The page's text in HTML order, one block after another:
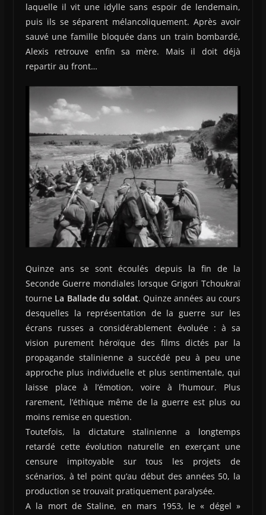
laquelle il vit une idylle sans espoir de lendemain,
puis ils se séparent mélancoliquement. Après avoir
sauvé une famille bloquée dans un train bombardé,
Alexis retrouve enfin sa mère. Mais il doit déjà
repartir au front…
Quinze ans se sont écoulés depuis la fin de la
Seconde Guerre mondiales lorsque Grigori Tchoukraï
tourne La Ballade du soldat. Quinze années au cours
desquelles la représentation de la guerre sur les
écrans russes a considérablement évoluée : à sa
vision purement héroïque des films dictés par la
propagande stalinienne a succédé peu à peu une
approche plus individuelle et plus sentimentale, qui
laisse place à l’émotion, voire à l’humour. Plus
rarement, l’éthique même de la guerre est plus ou
moins remise en question.
Toutefois, la dictature stalinienne a longtemps
retardé cette évolution naturelle en exerçant une
censure impitoyable sur tous les projets de
scénarios, à tel point qu’au début des années 50, la
production se trouvait pratiquement paralysée.
A la mort de Staline, en mars 1953, le « dégel »